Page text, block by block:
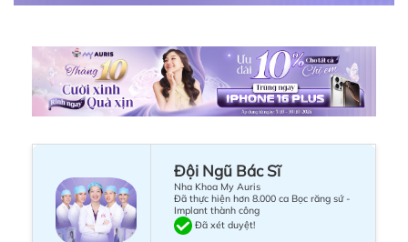
Đội Ngũ Bác Sĩ
Nha Khoa My Auris
Đã thực hiện hơn 8.000 ca Bọc răng sứ -
Implant thành công
Đã xét duyệt!